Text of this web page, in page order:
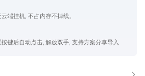
端挂机, 不占内存不掉线。
键后自动点击, 解放双手, 支持方案分享导入